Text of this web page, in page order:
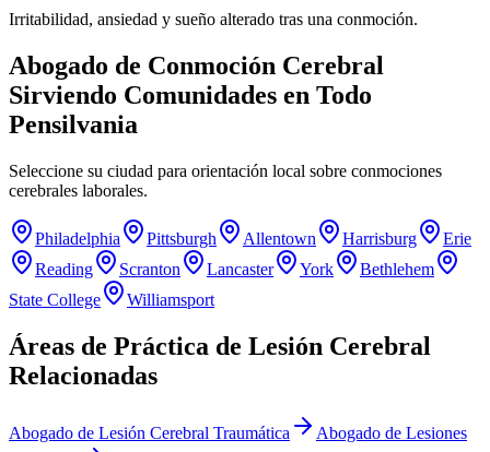
Irritabilidad, ansiedad y sueño alterado tras una conmoción.
Abogado de Conmoción Cerebral
Sirviendo Comunidades en Todo
Pensilvania
Seleccione su ciudad para orientación local sobre conmociones
cerebrales laborales.
Philadelphia Pittsburgh Allentown Harrisburg
Erie
Reading
Scranton Lancaster York
Bethlehem
State College
Williamsport
Áreas de Práctica de Lesión Cerebral
Relacionadas
Abogado de Lesión Cerebral Traumática
Abogado de Lesiones